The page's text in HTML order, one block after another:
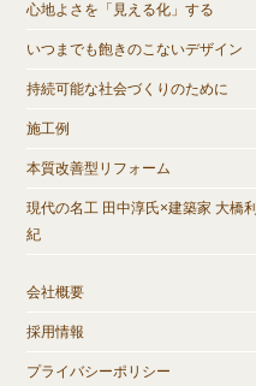
心地よさを「見える化」する
いつまでも飽きのこないデザイン
持続可能な社会づくりのために
施工例
本質改善型リフォーム
現代の名工 田中淳氏×建築家 大橋利
紀
会社概要
採用情報
プライバシーポリシー